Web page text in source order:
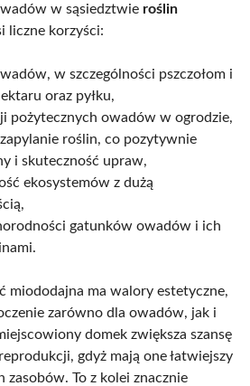
w sąsiedztwie roślin
liczne korzyści:
w szczególności pszczołom i
oraz pyłku,
pożytecznych owadów w ogrodzie,
roślin, co pozytywnie
i skuteczność upraw,
ekosystemów z dużą
gatunków owadów i ich
miododajna ma walory estetyczne,
zarówno dla owadów, jak i
domek zwiększa szansę
gdyż mają one łatwiejszy
zasobów. To z kolei znacznie